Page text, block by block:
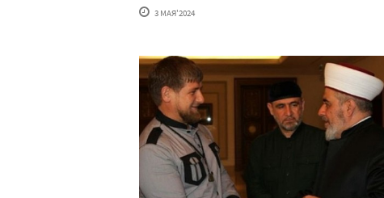
3 МАЯ'2024